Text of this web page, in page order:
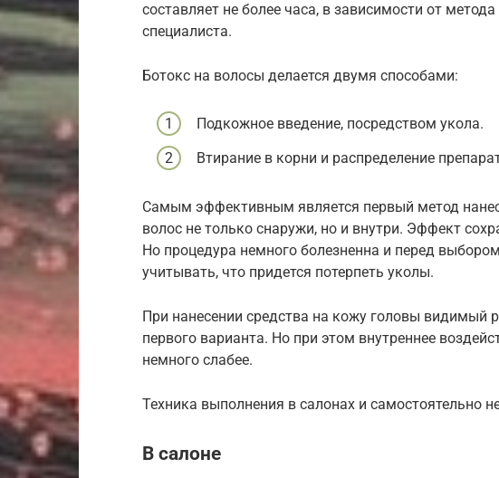
составляет не более часа, в зависимости от
специалиста.
Ботокс на волосы делается двумя способами:
Подкожное введение, посредством укола.
Втирание в корни и распределение
Самым эффективным является первый метод
волос не только снаружи, но и внутри. Эффект
Но процедура немного болезненна и перед
учитывать, что придется потерпеть уколы.
При нанесении средства на кожу головы видимый
первого варианта. Но при этом внутреннее
немного слабее.
Техника выполнения в салонах и самостоятельно
В салоне